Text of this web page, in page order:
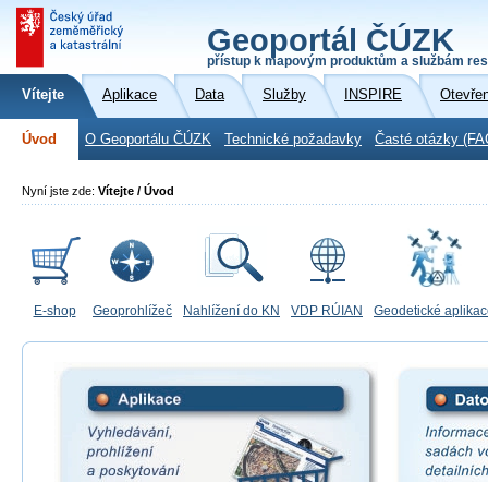
Geoportál ČÚZK
přístup k mapovým produktům a službám
Vítejte Aplikace Data Služby INSPIRE
Úvod O Geoportálu ČÚZK Technické požadavky Časté otázky
Nyní jste zde: Vítejte / Úvod
E-shop Geoprohlížeč Nahlížení do KN VDP RÚIAN Geodetické